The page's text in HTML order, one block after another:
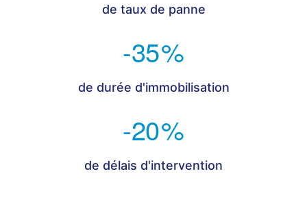
de taux de panne
-35%
de durée d'immobilisation
-20%
de délais d'intervention